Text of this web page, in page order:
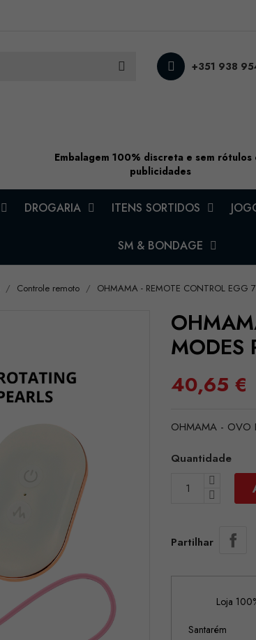
+351 938
Embalagem 100% discreta e sem rótulos
publicidades
DROGARIA ITENS SORTIDOS
SM & BONDAGE
Controle remoto OHMAMA - REMOTE CONTROL EGG
MODES
40,65 €
OHMAMA - OVO
Quantidade
Partilhar
Loja
Santarém